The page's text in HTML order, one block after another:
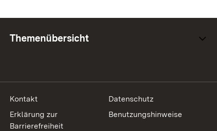
Themenübersicht
Kontakt
Datenschutz
Erklärung zur
Barrierefreiheit
Benutzungshinweise